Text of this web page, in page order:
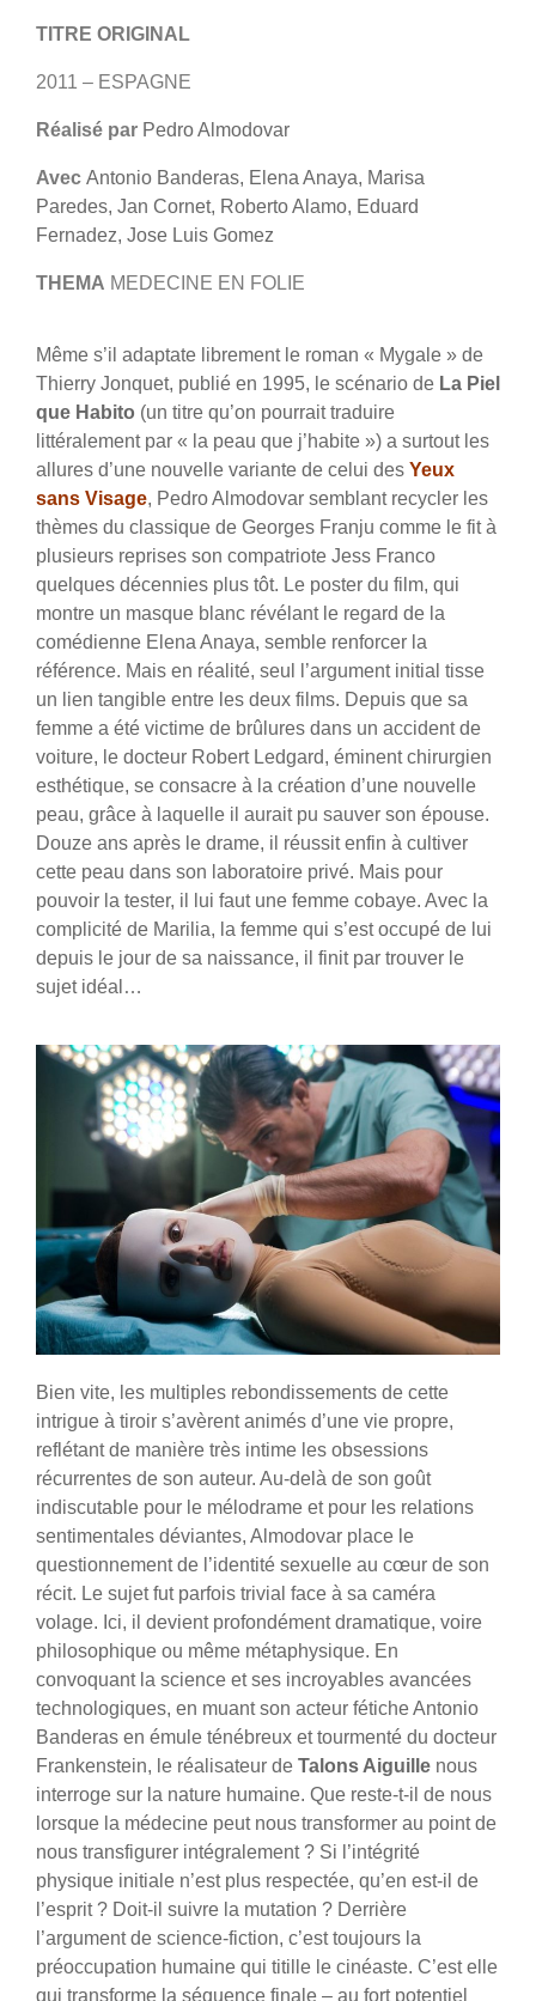
TITRE ORIGINAL
2011 – ESPAGNE
Réalisé par Pedro Almodovar
Avec Antonio Banderas, Elena Anaya, Marisa
Paredes, Jan Cornet, Roberto Alamo, Eduard
Fernadez, Jose Luis Gomez
THEMA MEDECINE EN FOLIE
Même s’il adaptate librement le roman « Mygale » de
Thierry Jonquet, publié en 1995, le scénario de La Piel
que Habito (un titre qu’on pourrait traduire
littéralement par « la peau que j’habite ») a surtout les
allures d’une nouvelle variante de celui des Yeux
sans Visage, Pedro Almodovar semblant recycler les
thèmes du classique de Georges Franju comme le fit à
plusieurs reprises son compatriote Jess Franco
quelques décennies plus tôt. Le poster du film, qui
montre un masque blanc révélant le regard de la
comédienne Elena Anaya, semble renforcer la
référence. Mais en réalité, seul l’argument initial tisse
un lien tangible entre les deux films. Depuis que sa
femme a été victime de brûlures dans un accident de
voiture, le docteur Robert Ledgard, éminent chirurgien
esthétique, se consacre à la création d’une nouvelle
peau, grâce à laquelle il aurait pu sauver son épouse.
Douze ans après le drame, il réussit enfin à cultiver
cette peau dans son laboratoire privé. Mais pour
pouvoir la tester, il lui faut une femme cobaye. Avec la
complicité de Marilia, la femme qui s’est occupé de lui
depuis le jour de sa naissance, il finit par trouver le
sujet idéal…
Bien vite, les multiples rebondissements de cette
intrigue à tiroir s’avèrent animés d’une vie propre,
reflétant de manière très intime les obsessions
récurrentes de son auteur. Au-delà de son goût
indiscutable pour le mélodrame et pour les relations
sentimentales déviantes, Almodovar place le
questionnement de l’identité sexuelle au cœur de son
récit. Le sujet fut parfois trivial face à sa caméra
volage. Ici, il devient profondément dramatique, voire
philosophique ou même métaphysique. En
convoquant la science et ses incroyables avancées
technologiques, en muant son acteur fétiche Antonio
Banderas en émule ténébreux et tourmenté du docteur
Frankenstein, le réalisateur de Talons Aiguille nous
interroge sur la nature humaine. Que reste-t-il de nous
lorsque la médecine peut nous transformer au point de
nous transfigurer intégralement ? Si l’intégrité
physique initiale n’est plus respectée, qu’en est-il de
l’esprit ? Doit-il suivre la mutation ? Derrière
l’argument de science-fiction, c’est toujours la
préoccupation humaine qui titille le cinéaste. C’est elle
qui transforme la séquence finale – au fort potentiel